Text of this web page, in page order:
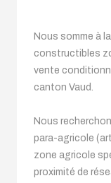
Nous somme à
constructibles
vente
canton Vaud.
Nous
para-agricole
zone agricole
proximité de